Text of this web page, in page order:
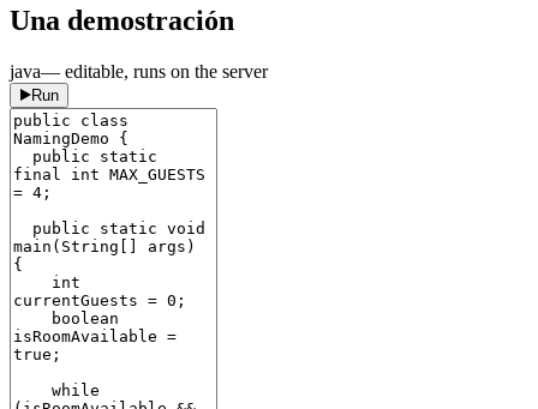
Una demostración
java— editable, runs on the server
Run